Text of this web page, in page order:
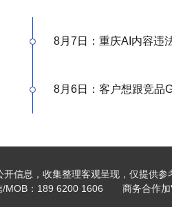
8月7日：重庆AI内容违
8月6日：客户想跟竞品
信息，收集整理客观呈现，仅提供参
/MOB：189 6200 1606 商务合作加